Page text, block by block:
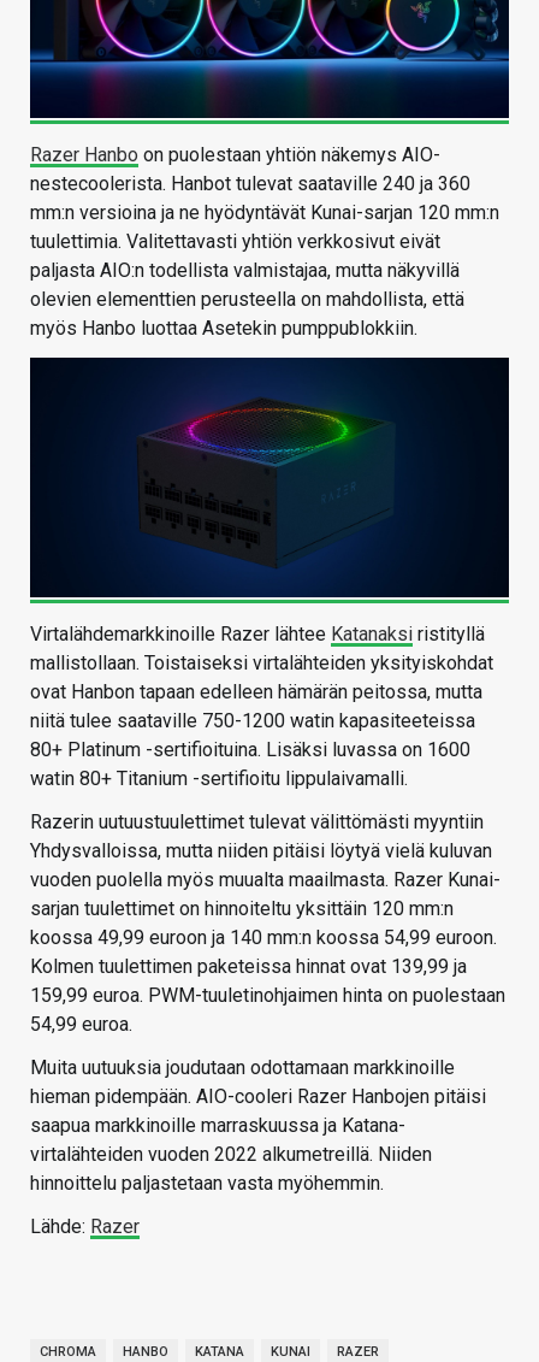
Razer Hanbo on puolestaan yhtiön näkemys AIO-
nestecoolerista. Hanbot tulevat saataville 240 ja 360
mm:n versioina ja ne hyödyntävät Kunai-sarjan 120 mm:n
tuulettimia. Valitettavasti yhtiön verkkosivut eivät
paljasta AIO:n todellista valmistajaa, mutta näkyvillä
olevien elementtien perusteella on mahdollista, että
myös Hanbo luottaa Asetekin pumppublokkiin.
Virtalähdemarkkinoille Razer lähtee Katanaksi ristityllä
mallistollaan. Toistaiseksi virtalähteiden yksityiskohdat
ovat Hanbon tapaan edelleen hämärän peitossa, mutta
niitä tulee saataville 750-1200 watin kapasiteeteissa
80+ Platinum -sertifioituina. Lisäksi luvassa on 1600
watin 80+ Titanium -sertifioitu lippulaivamalli.
Razerin uutuustuulettimet tulevat välittömästi myyntiin
Yhdysvalloissa, mutta niiden pitäisi löytyä vielä kuluvan
vuoden puolella myös muualta maailmasta. Razer Kunai-
sarjan tuulettimet on hinnoiteltu yksittäin 120 mm:n
koossa 49,99 euroon ja 140 mm:n koossa 54,99 euroon.
Kolmen tuulettimen paketeissa hinnat ovat 139,99 ja
159,99 euroa. PWM-tuuletinohjaimen hinta on puolestaan
54,99 euroa.
Muita uutuuksia joudutaan odottamaan markkinoille
hieman pidempään. AIO-cooleri Razer Hanbojen pitäisi
saapua markkinoille marraskuussa ja Katana-
virtalähteiden vuoden 2022 alkumetreillä. Niiden
hinnoittelu paljastetaan vasta myöhemmin.
Lähde: Razer
CHROMA HANBO KATANA KUNAI RAZER